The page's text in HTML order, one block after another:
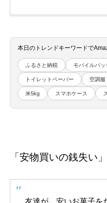
本日のトレンドキーワードで
ふるさと納税 モバイルバッ
トイレットペーパー 空調服
米5kg スマホケース
「安物買いの銭失い
友達が、安いお菓子を